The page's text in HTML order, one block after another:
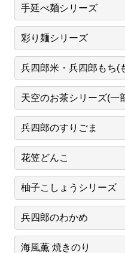
手延べ麺シリーズ
彩り麺シリーズ
兵四郎米・兵四郎もち(
天空のお茶シリーズ(一
兵四郎のすりごま
花笠どんこ
柚子こしょうシリーズ
兵四郎のわかめ
海風薫 焼きのり